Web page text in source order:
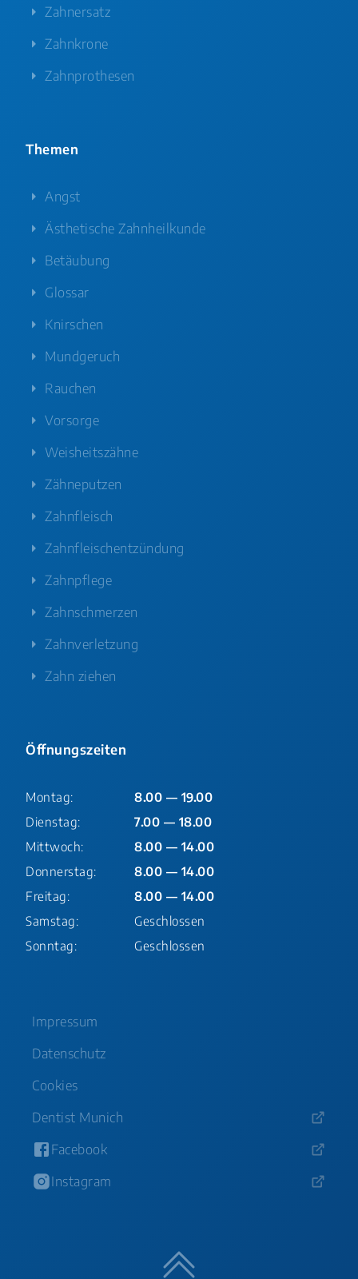
Zahnersatz
Zahnkrone
Zahnprothesen
Themen
Angst
Ästhetische Zahnheilkunde
Betäubung
Glossar
Knirschen
Mundgeruch
Rauchen
Vorsorge
Weisheitszähne
Zähneputzen
Zahnfleisch
Zahnfleischentzündung
Zahnpflege
Zahnschmerzen
Zahnverletzung
Zahn ziehen
Öffnungszeiten
Montag:
8.00 — 19.00
Dienstag:
7.00 — 18.00
Mittwoch:
8.00 — 14.00
Donnerstag:
8.00 — 14.00
Freitag:
8.00 — 14.00
Samstag:
Geschlossen
Sonntag:
Geschlossen
Impressum
Datenschutz
Cookies
Dentist Munich
Facebook
Instagram